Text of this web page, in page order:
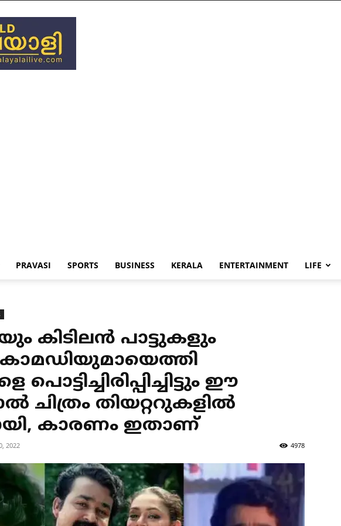
PRAVASI SPORTS BUSINESS KERALA ENTERTAINMENT LIFE
കിടിലൻ പാട്ടുകളും
ഈ
ചിത്രം തിയറ്ററുകളിൽ
കാരണം ഇതാണ്
2022 4978